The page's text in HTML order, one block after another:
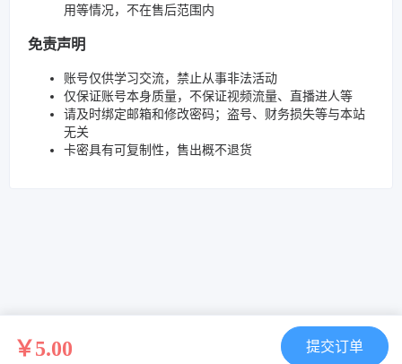
用等情况，不在售后范围内
免责声明
账号仅供学习交流，禁止从事非法活动
仅保证账号本身质量，不保证视频流量、直播进人等
请及时绑定邮箱和修改密码；盗号、财务损失等与本站
无关
卡密具有可复制性，售出概不退货
￥5.00 提交订单